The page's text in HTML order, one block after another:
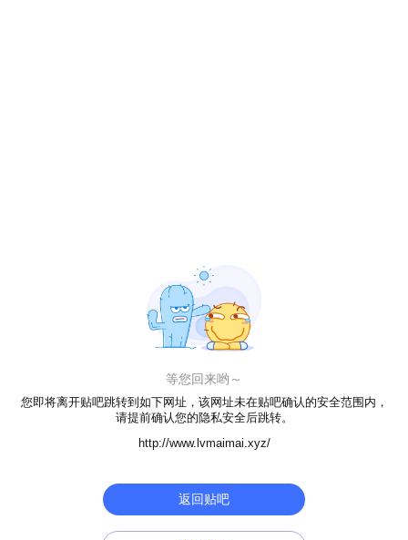
等您回来哟～
您即将离开贴吧跳转到如下网址，该网址未在贴吧确认的安全范围内，
请提前确认您的隐私安全后跳转。
http://www.lvmaimai.xyz/
返回贴吧